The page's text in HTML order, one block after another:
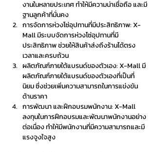
งานในหลายประเทศ ทำให้มีความน่าเชื่อถือ และมี
ฐานลูกค้าที่มั่นคง
การจัดการห่วงโซ่อุปทานที่มีประสิทธิภาพ: X-
Mall มีระบบจัดการห่วงโซ่อุปทานที่มี
ประสิทธิภาพ ช่วยให้สินค้าส่งถึงร้านได้ตรง
เวลาและครบถ้วน
ผลิตภัณฑ์ภายใต้แบรนด์ของตัวเอง: X-Mall มี
ผลิตภัณฑ์ภายใต้แบรนด์ของตัวเองที่เป็นที่
นิยม ซึ่งช่วยเพิ่มความสามารถในการแข่งขัน
ด้านราคา
การพัฒนา และฝึกอบรมพนักงาน: X-Mall
ลงทุนในการฝึกอบรมและพัฒนาพนักงานอย่าง
ต่อเนื่อง ทำให้มีพนักงานที่มีความสามารถและมี
แรงจูงใจสูง